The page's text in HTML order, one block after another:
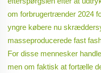
om forbrugertrænder 2024
yngre købere nu
masseproducerede fast
For disse mennesker
men om faktisk at fortælle